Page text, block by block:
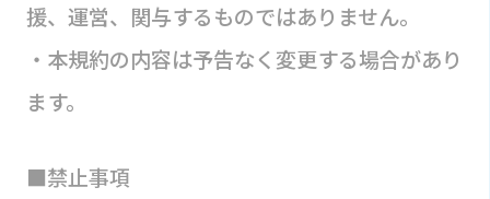
援、運営、関与するものではありません。
・本規約の内容は予告なく変更する場合があり
ます。
■禁止事項